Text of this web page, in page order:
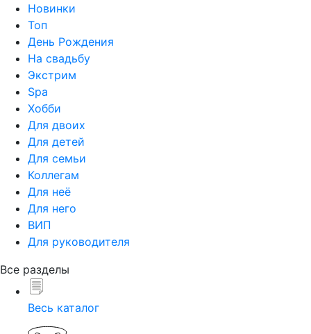
Новинки
Топ
День Рождения
На свадьбу
Экстрим
Spa
Хобби
Для двоих
Для детей
Для семьи
Коллегам
Для неё
Для него
ВИП
Для руководителя
Все разделы
Весь каталог